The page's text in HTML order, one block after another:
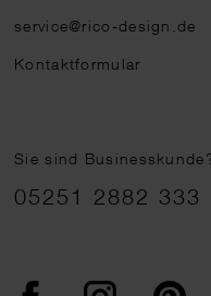
service@rico-design.de
Kontaktformular
Sie sind
05251 2882 333
FacebookInstagram